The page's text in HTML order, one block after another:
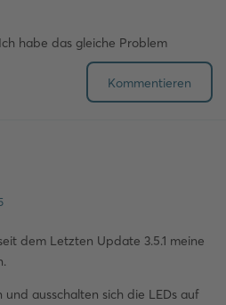
habe das gleiche Problem
Kommentieren
dem Letzten Update 3.5.1 meine
ausschalten sich die LEDs auf